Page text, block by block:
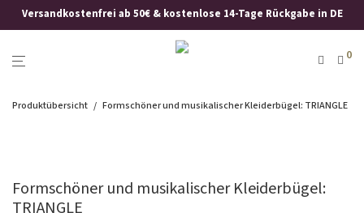
Versandkostenfrei ab 50€ & kostenlose 14-Tage Rückgabe in DE
0
Produktübersicht / Formschöner und musikalischer Kleiderbügel: TRIANGLE
Formschöner und musikalischer Kleiderbügel:
TRIANGLE